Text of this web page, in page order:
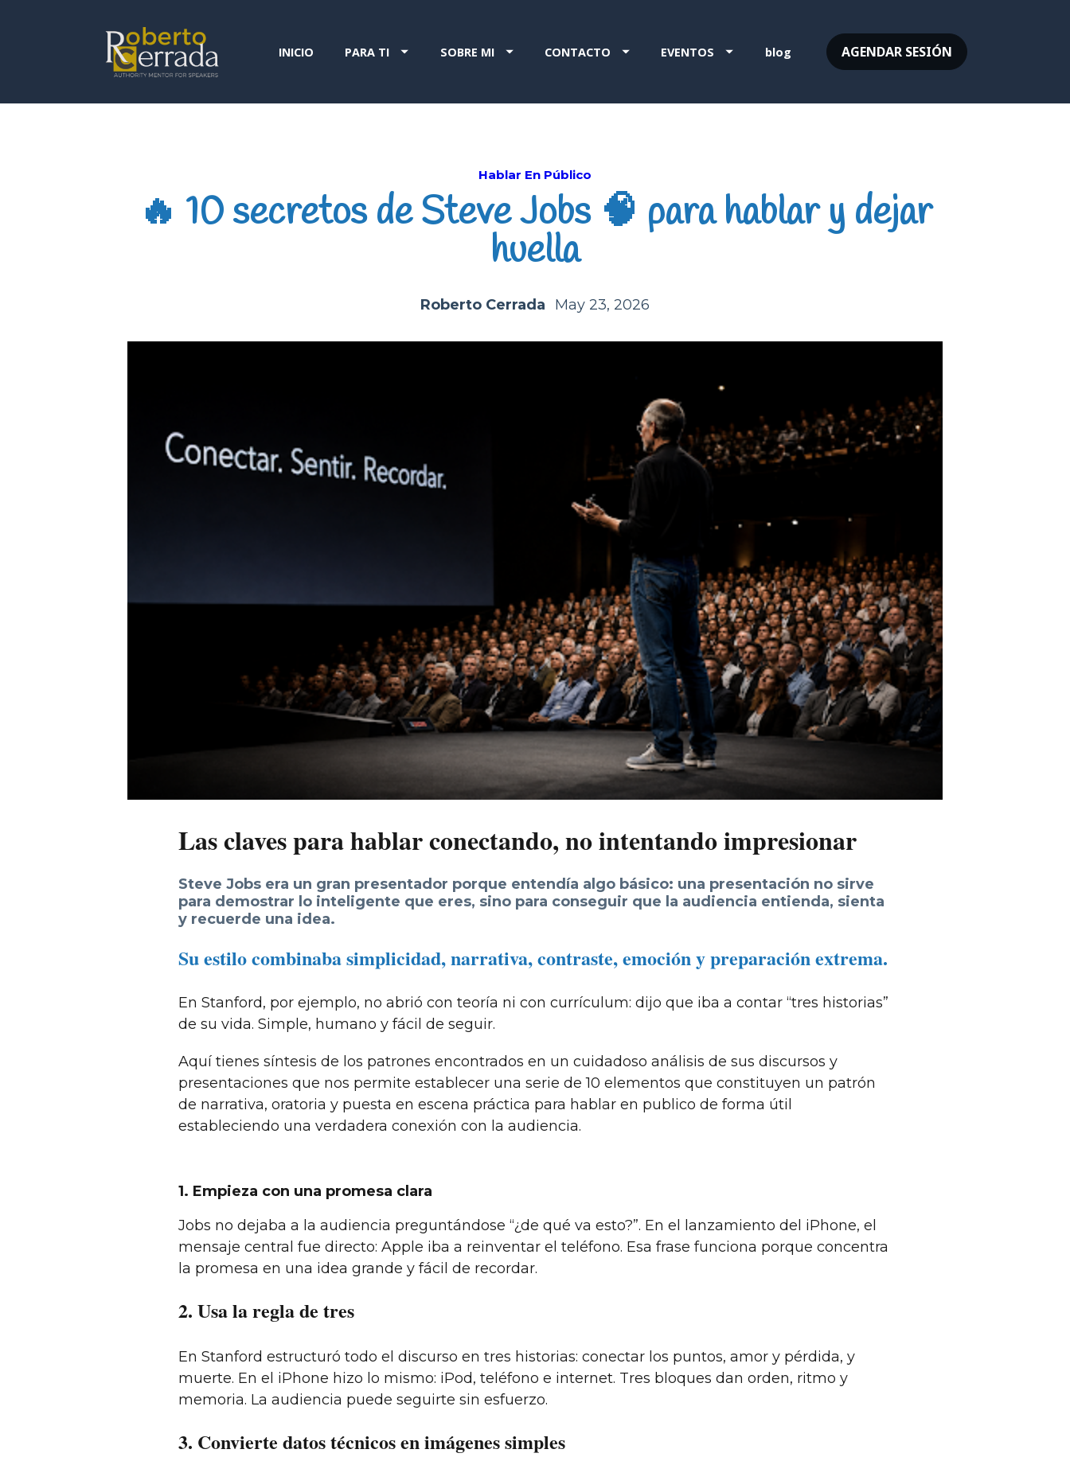
INICIO PARA TI SOBRE MI CONTACTO EVENTOS blog AGENDAR SESIÓN
Hablar En Público
🔥 10 secretos de Steve Jobs 🧠 para hablar y dejar
huella
Roberto Cerrada May 23, 2026
Las claves para hablar conectando, no intentando impresionar
Steve Jobs era un gran presentador porque entendía algo básico: una presentación no sirve
para demostrar lo inteligente que eres, sino para conseguir que la audiencia entienda, sienta
y recuerde una idea.
Su estilo combinaba simplicidad, narrativa, contraste, emoción y preparación extrema.
En Stanford, por ejemplo, no abrió con teoría ni con currículum: dijo que iba a contar “tres historias”
de su vida. Simple, humano y fácil de seguir.
Aquí tienes síntesis de los patrones encontrados en un cuidadoso análisis de sus discursos y
presentaciones que nos permite establecer una serie de 10 elementos que constituyen un patrón
de narrativa, oratoria y puesta en escena práctica para hablar en publico de forma útil
estableciendo una verdadera conexión con la audiencia.
1. Empieza con una promesa clara
Jobs no dejaba a la audiencia preguntándose “¿de qué va esto?”. En el lanzamiento del iPhone, el
mensaje central fue directo: Apple iba a reinventar el teléfono. Esa frase funciona porque concentra
la promesa en una idea grande y fácil de recordar.
2. Usa la regla de tres
En Stanford estructuró todo el discurso en tres historias: conectar los puntos, amor y pérdida, y
muerte. En el iPhone hizo lo mismo: iPod, teléfono e internet. Tres bloques dan orden, ritmo y
memoria. La audiencia puede seguirte sin esfuerzo.
3. Convierte datos técnicos en imágenes simples